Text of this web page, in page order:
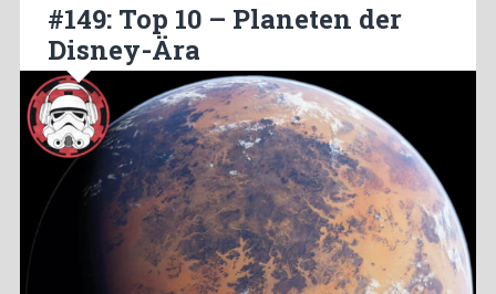
#149: Top 10 – Planeten der
Disney-Ära